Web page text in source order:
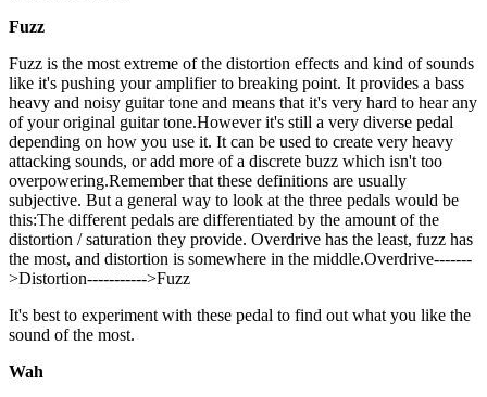
Fuzz
Fuzz is the most extreme of the distortion effects and kind of sounds
like it's pushing your amplifier to breaking point. It provides a bass
heavy and noisy guitar tone and means that it's very hard to hear any
of your original guitar tone.However it's still a very diverse pedal
depending on how you use it. It can be used to create very heavy
attacking sounds, or add more of a discrete buzz which isn't too
overpowering.Remember that these definitions are usually
subjective. But a general way to look at the three pedals would be
this:The different pedals are differentiated by the amount of the
distortion / saturation they provide. Overdrive has the least, fuzz has
the most, and distortion is somewhere in the middle.Overdrive-------
>Distortion----------->Fuzz
It's best to experiment with these pedal to find out what you like the
sound of the most.
Wah